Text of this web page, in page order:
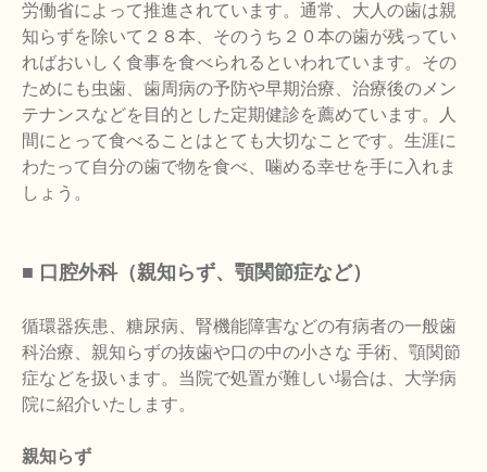
労働省によって推進されています。通常、大人の歯は親
知らずを除いて２８本、そのうち２０本の歯が残ってい
ればおいしく食事を食べられるといわれています。その
ためにも虫歯、歯周病の予防や早期治療、治療後のメン
テナンスなどを目的とした定期健診を薦めています。人
間にとって食べることはとても大切なことです。生涯に
わたって自分の歯で物を食べ、噛める幸せを手に入れま
しょう。
■ 口腔外科（親知らず、顎関節症など）
循環器疾患、糖尿病、腎機能障害などの有病者の一般歯
科治療、親知らずの抜歯や口の中の小さな 手術、顎関節
症などを扱います。当院で処置が難しい場合は、大学病
院に紹介いたします。
親知らず